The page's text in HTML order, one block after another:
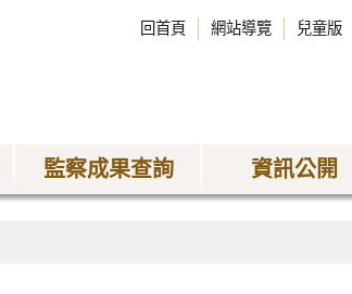
回首頁 網站導覽 兒童版
監察成果查詢 資訊公開